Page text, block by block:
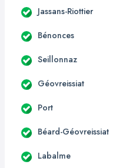
Jassans-Riottier
Bénonces
Seillonnaz
Géovreissiat
Port
Béard-Géovreissiat
Labalme